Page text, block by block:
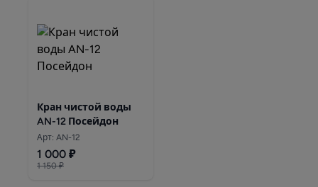
Кран чистой воды
AN-12 Посейдон
Арт: AN-12
1 000 ₽
1 150 ₽